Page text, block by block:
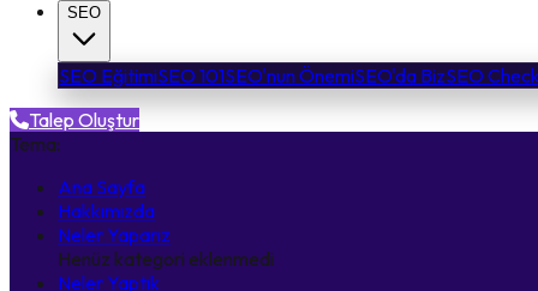
SEO
SEO EğitimiSEO 101SEO'nun ÖnemiSEO'da BizSEO
Talep Oluştur
Tema:
Ana Sayfa
Hakkımızda
Neler Yaparız
Henüz kategori eklenmedi
Neler Yaptık